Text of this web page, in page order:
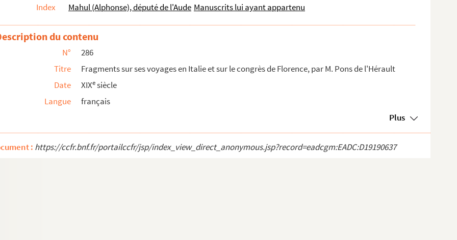
par M. Pons de l'Hérault, mais non de sa ma...
Fragments et notes de M. Pons de l'Hé...
de l'Hérault
par chapitres
Florence, par M. Pons de l'Hérault
de l'Hérault
sous le titre de : « Mémoire aux puis...
de l'Hérault
par M. Pons de l'Hérault
Index
Mahul (Alphonse), député de l'Aude Manuscrits lui ayant appartenu
du contenu
N°
286
Titre
Fragments sur ses voyages en Italie et sur le congrès de Florence, par M. Pons de l'Hérault
Date
XIXesiècle
Langue
français
Plus
: https://ccfr.bnf.fr/portailccfr/jsp/index_view_direct_anonymous.jsp?record=eadcgm:EADC:D19190637